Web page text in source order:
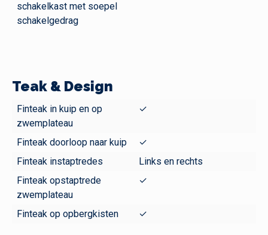
schakelkast met soepel
schakelgedrag
Teak & Design
Finteak in kuip en op
zwemplateau
✓
Finteak doorloop naar kuip
✓
Finteak instaptredes
Links en rechts
Finteak opstaptrede
zwemplateau
✓
Finteak op opbergkisten ✓